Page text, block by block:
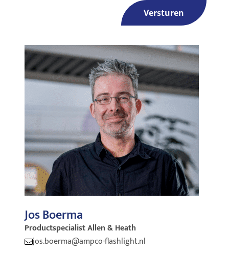
Versturen
Jos Boerma
Productspecialist Allen & Heath
jos.boerma@ampco-flashlight.nl